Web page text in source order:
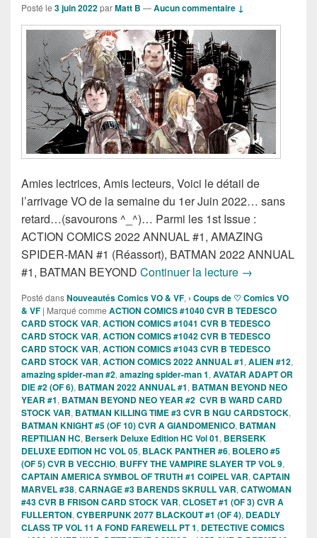
Posté le 3 juin 2022parMatt B —Aucun commentaire ↓
Amies lectrices, Amis lecteurs, Voici le détail de
l’arrivage VO de la semaine du 1er Juin 2022… sans
retard…(savourons ^_^)… Parmi les 1st Issue :
ACTION COMICS 2022 ANNUAL #1, AMAZING
SPIDER-MAN #1 (Réassort), BATMAN 2022 ANNUAL
#1, BATMAN BEYOND Continuer la lecture Sorties des
→
Posté dansNouveautés Comics VO & VF, › Coups de ♡ Comics VO
& VF | Marqué comme ACTION COMICS #1040 CVR B TEDESCO
CARD STOCK VAR, ACTION COMICS #1041 CVR B TEDESCO
CARD STOCK VAR, ACTION COMICS #1042 CVR B TEDESCO
CARD STOCK VAR, ACTION COMICS #1043 CVR B TEDESCO
CARD STOCK VAR, ACTION COMICS 2022 ANNUAL #1, ALIEN #12,
amazing spider-man #2, amazing spider-man 1, AVATAR ADAPT OR
DIE #2 (OF 6), BATMAN 2022 ANNUAL #1, BATMAN BEYOND NEO
YEAR #1, BATMAN BEYOND NEO YEAR #2 CVR B WARD CARD
STOCK VAR, BATMAN KILLING TIME #3 CVR B NGU CARDSTOCK,
BATMAN KNIGHT #5 (OF 10) CVR A GIANDOMENICO, BATMAN
REPTILIAN HC, Berserk Deluxe Edition HC Vol 01, BERSERK
DELUXE EDITION HC VOL 05, BLACK PANTHER #6, BOLERO #5
(OF 5) CVR B VECCHIO, BUFFY THE VAMPIRE SLAYER TP VOL 9,
CAPTAIN AMERICA SYMBOL OF TRUTH #1 COIPEL VAR, CAPTAIN
MARVEL #38, CARNAGE #3 BARENDS SKRULL VAR, CATWOMAN
#43 CVR B FRISON CARD STOCK VAR, CLOSET #1 (OF 3) CVR A
FULLERTON, CYBERPUNK 2077 BLACKOUT #1 (OF 4), DEADLY
CLASS TP VOL 11 A FOND FAREWELL PT 1, DETECTIVE COMICS